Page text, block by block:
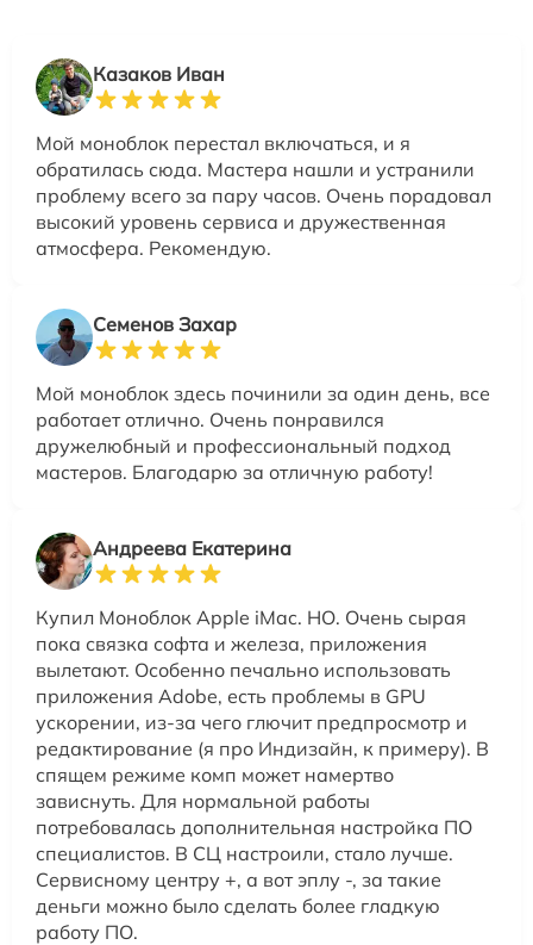
Казаков Иван
Мой моноблок перестал включаться, и я
обратилась сюда. Мастера нашли и устранили
проблему всего за пару часов. Очень порадовал
высокий уровень сервиса и дружественная
атмосфера. Рекомендую.
Семенов Захар
Мой моноблок здесь починили за один день, все
работает отлично. Очень понравился
дружелюбный и профессиональный подход
мастеров. Благодарю за отличную работу!
Андреева Екатерина
Купил Моноблок Apple iMac. НО. Очень сырая
пока связка софта и железа, приложения
вылетают. Особенно печально использовать
приложения Adobe, есть проблемы в GPU
ускорении, из-за чего глючит предпросмотр и
редактирование (я про Индизайн, к примеру). В
спящем режиме комп может намертво
зависнуть. Для нормальной работы
потребовалась дополнительная настройка ПО
специалистов. В СЦ настроили, стало лучше.
Сервисному центру +, а вот эплу -, за такие
деньги можно было сделать более гладкую
работу ПО.